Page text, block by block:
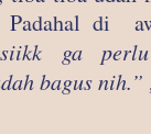
Padahal di
ga
bagus nih.”